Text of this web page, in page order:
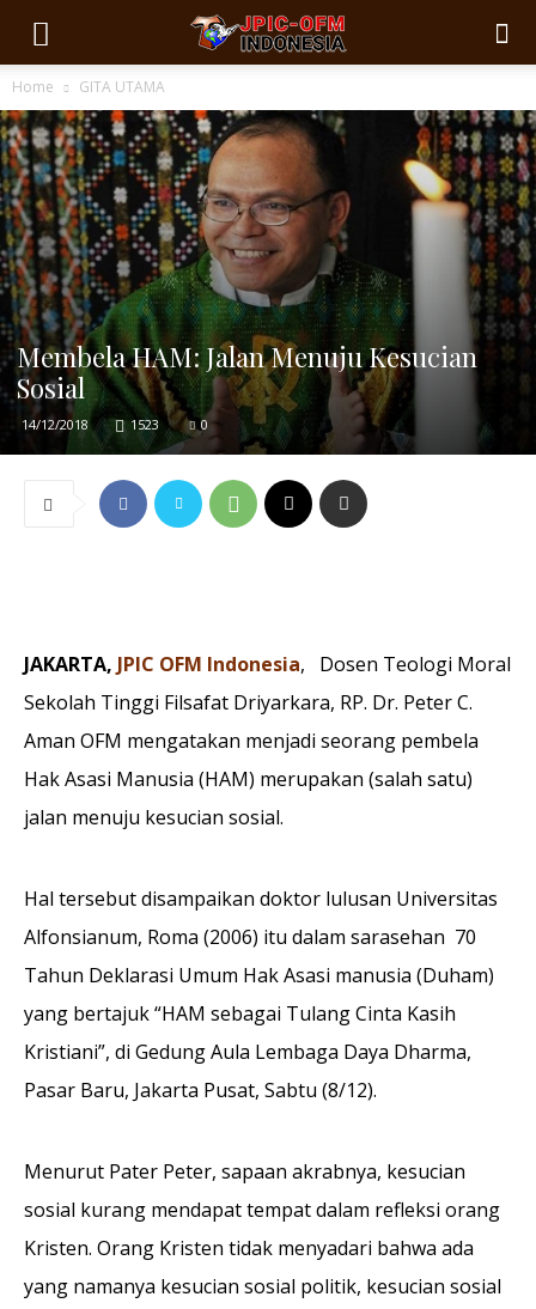
Home GITA UTAMA
Membela HAM: Jalan Menuju Kesucian
Sosial
14/12/2018 1523 0
JAKARTA, JPIC OFM Indonesia, Dosen Teologi Moral
Sekolah Tinggi Filsafat Driyarkara, RP. Dr. Peter C.
Aman OFM mengatakan menjadi seorang pembela
Hak Asasi Manusia (HAM) merupakan (salah satu)
jalan menuju kesucian sosial.
Hal tersebut disampaikan doktor lulusan Universitas
Alfonsianum, Roma (2006) itu dalam sarasehan 70
Tahun Deklarasi Umum Hak Asasi manusia (Duham)
yang bertajuk “HAM sebagai Tulang Cinta Kasih
Kristiani”, di Gedung Aula Lembaga Daya Dharma,
Pasar Baru, Jakarta Pusat, Sabtu (8/12).
Menurut Pater Peter, sapaan akrabnya, kesucian
sosial kurang mendapat tempat dalam refleksi orang
Kristen. Orang Kristen tidak menyadari bahwa ada
yang namanya kesucian sosial politik, kesucian sosial